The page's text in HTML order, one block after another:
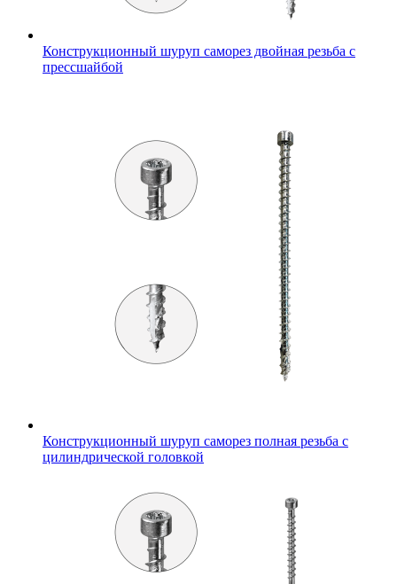
Конструкционный шуруп саморез двойная резьба с
прессшайбой
Конструкционный шуруп саморез полная резьба с
цилиндрической головкой